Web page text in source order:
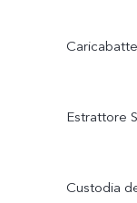
Estrattore
Custodia